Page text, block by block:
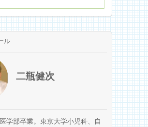
ル
二瓶健次
学部卒業。東京大学小児科、自